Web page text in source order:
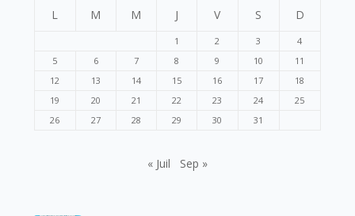
L M M J V S D
1 2 3
4
5
6 7 8 9 10
11
12
13 14 15 16 17
18
19
20 21 22 23 24
25
26
27 28 29 30 31
« Juil Sep »